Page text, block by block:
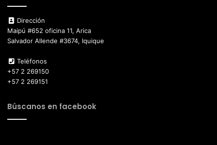
Dirección
Maipú #652 oficina 11, Arica
Salvador Allende #3674, Iquique
Teléfonos
+57 2 269150
+57 2 269151
Búscanos en facebook